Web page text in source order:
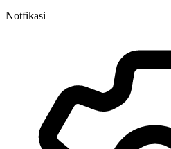
Notfikasi